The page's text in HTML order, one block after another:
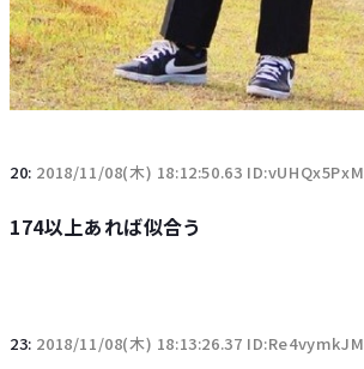
20: 2018/11/08(木) 18:12:50.63 ID:vUHQx5PxM
174以上あれば似合う
23: 2018/11/08(木) 18:13:26.37 ID:Re4vymkJM